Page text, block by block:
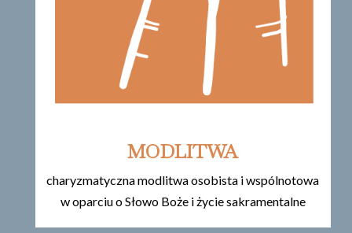
MODLITWA
charyzmatyczna modlitwa osobista i wspólnotowa
w oparciu o Słowo Boże i życie sakramentalne